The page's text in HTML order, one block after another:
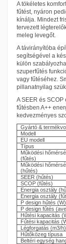
A tökéletes
fűtést, nyáron
kínálja. Mindezt
tervezett
meleg levegőt.
A távirányítóba
segítségével a
külön
szuperfűtés
vagy fűtéséhez.
pillanatnyilag
A SEER és
fűtésben A++
kedvezményes
Gyártó &
Modell
EU modell
Típus
Működési
(fűtés)
Működési
(hűtés)
SEER (hűtés)
SCOP (fűtés)
Energia osztály
Energia osztály
P design hűtés (W)
P design fűtés
Hűtési kapacitás
Fűtési kapacitás
Légforgatás (m3/h)
Hűtőközeg típusa
Beltéri egység